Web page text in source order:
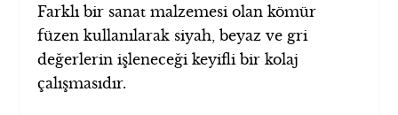
Farklı bir sanat malzemesi olan kömür
füzen kullanılarak siyah, beyaz ve gri
değerlerin işleneceği keyifli bir kolaj
çalışmasıdır.